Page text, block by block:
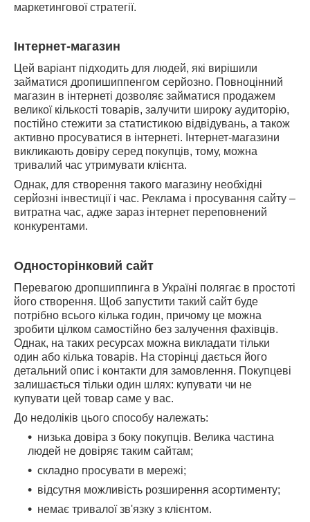
маркетингової стратегії.
Інтернет-магазин
Цей варіант підходить для людей, які вирішили
займатися дропишиппенгом серйозно. Повноцінний
магазин в інтернеті дозволяє займатися продажем
великої кількості товарів, залучити широку аудиторію,
постійно стежити за статистикою відвідувань, а також
активно просуватися в інтернеті. Інтернет-магазини
викликають довіру серед покупців, тому, можна
тривалий час утримувати клієнта.
Однак, для створення такого магазину необхідні
серйозні інвестиції і час. Реклама і просування сайту –
витратна час, адже зараз інтернет переповнений
конкурентами.
Односторінковий сайт
Перевагою дропшиппинга в Україні полягає в простоті
його створення. Щоб запустити такий сайт буде
потрібно всього кілька годин, причому це можна
зробити цілком самостійно без залучення фахівців.
Однак, на таких ресурсах можна викладати тільки
один або кілька товарів. На сторінці дається його
детальний опис і контакти для замовлення. Покупцеві
залишається тільки один шлях: купувати чи не
купувати цей товар саме у вас.
До недоліків цього способу належать:
низька довіра з боку покупців. Велика частина
людей не довіряє таким сайтам;
складно просувати в мережі;
відсутня можливість розширення асортименту;
немає тривалої зв'язку з клієнтом.